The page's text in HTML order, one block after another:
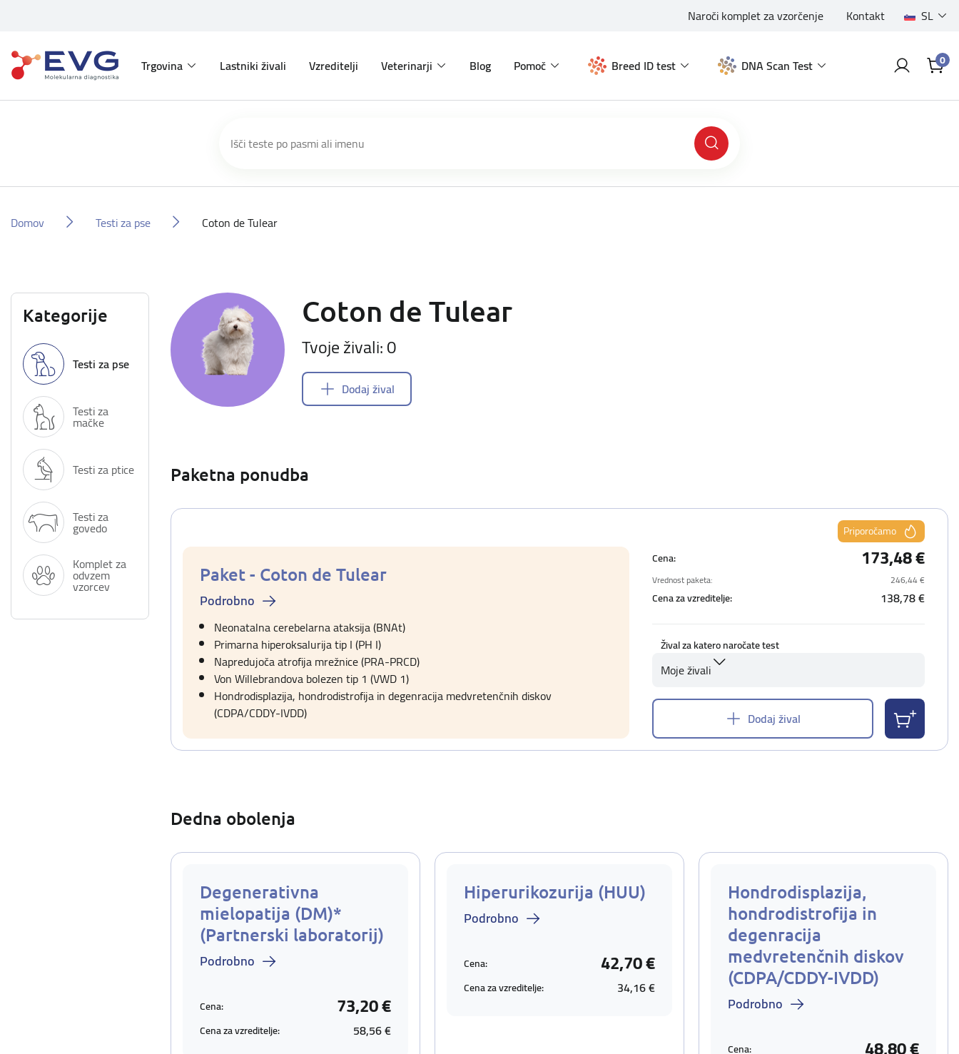
Naroči komplet za vzorčenje Kontakt SL
Trgovina Lastniki živali Vzreditelji Veterinarji Blog Pomoč Breed ID test DNA Scan Test 0
Domov Testi za pse Coton de Tulear
Kategorije
Testi za pse
Testi za
mačke
Testi za ptice
Testi za
govedo
Komplet za
odvzem
vzorcev
Coton de Tulear
Tvoje živali: 0
Dodaj žival
Paketna ponudba
Paket - Coton de Tulear
Podrobno
Neonatalna cerebelarna ataksija (BNAt)
Primarna hiperoksalurija tip I (PH I)
Napredujoča atrofija mrežnice (PRA-PRCD)
Von Willebrandova bolezen tip 1 (VWD 1)
Hondrodisplazija, hondrodistrofija in degenracija medvretenčnih diskov
(CDPA/CDDY-IVDD)
Priporočamo
Cena:
173,48 €
Vrednost paketa: 246,44 €
Cena za vzreditelje: 138,78 €
Žival za katero naročate test
Moje živali
Dodaj žival
Dedna obolenja
Degenerativna
mielopatija (DM)*
(Partnerski laboratorij)
Podrobno
Cena: 73,20 €
Cena za vzreditelje: 58,56 €
Hiperurikozurija (HUU)
Podrobno
Cena: 42,70 €
Cena za vzreditelje: 34,16 €
Hondrodisplazija,
hondrodistrofija in
degenracija
medvretenčnih diskov
(CDPA/CDDY-IVDD)
Podrobno
Cena: